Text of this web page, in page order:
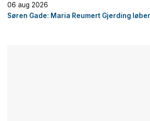
06 aug 2026
Søren Gade: Maria Reumert Gjerding